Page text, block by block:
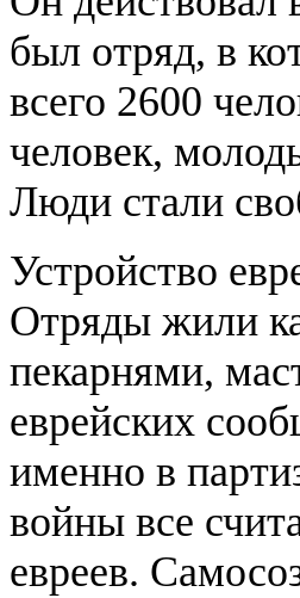
был отряд, в
всего 2600
человек,
Люди стали
Устройство
Отряды жили
пекарнями,
еврейских
именно в
войны все
евреев.